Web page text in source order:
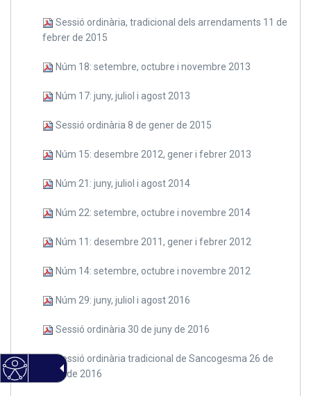
Sessió ordinària, tradicional dels arrendaments 11 de
febrer de 2015
Núm 18: setembre, octubre i novembre 2013
Núm 17: juny, juliol i agost 2013
Sessió ordinària 8 de gener de 2015
Núm 15: desembre 2012, gener i febrer 2013
Núm 21: juny, juliol i agost 2014
Núm 22: setembre, octubre i novembre 2014
Núm 11: desembre 2011, gener i febrer 2012
Núm 14: setembre, octubre i novembre 2012
Núm 29: juny, juliol i agost 2016
Sessió ordinària 30 de juny de 2016
Sessió ordinària tradicional de Sancogesma 26 de
maig de 2016